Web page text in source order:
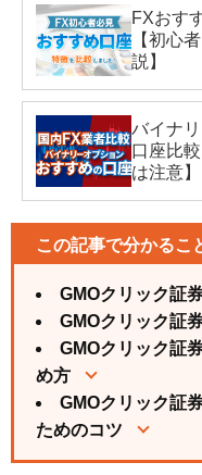
FXおす
【初心
説】
バイナ
口座比
は注意】
この記事で分かるこ
GMOクリック証
GMOクリック証
GMOクリック証
め方
GMOクリック証
ためのコツ